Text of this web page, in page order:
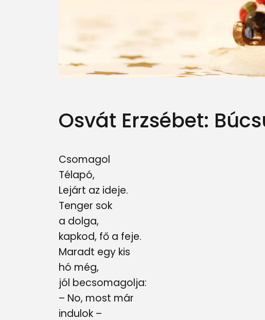
Osvát Erzsébet:
Csomagol
Télapó,
Lejárt az ideje.
Tenger sok
a dolga,
kapkod, fő a feje.
Maradt egy kis
hó még,
jól becsomagolja:
– No, most már
indulok –